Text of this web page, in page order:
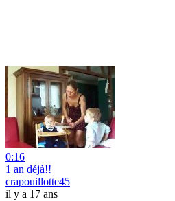
0:16
1 an déjà!!
crapouillotte45
il y a 17 ans